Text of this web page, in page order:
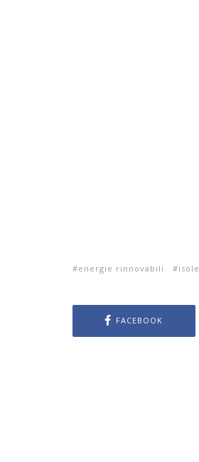
energie rinnovabili isole
FACEBOOK